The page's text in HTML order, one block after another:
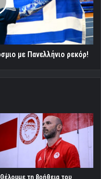
με Πανελλήνιο ρεκόρ!
τη βοήθεια του